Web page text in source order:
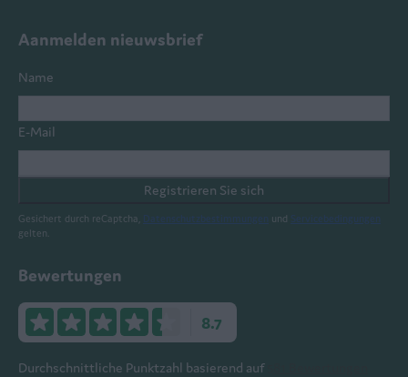
Aanmelden nieuwsbrief
Name
E-Mail
Registrieren Sie sich
Gesichert durch reCaptcha, Datenschutzbestimmungen und Servicebedingungen
gelten.
Bewertungen
8.7
Durchschnittliche Punktzahl basierend auf